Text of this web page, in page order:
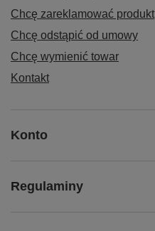
Chcę zareklamować produkt
Chcę odstąpić od umowy
Chcę wymienić towar
Kontakt
Konto
Regulaminy